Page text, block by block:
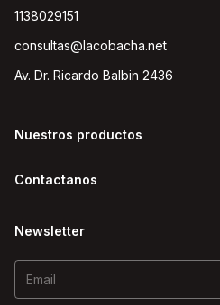
1138029151
consultas@lacobacha.net
Av. Dr. Ricardo Balbin 2436
Nuestros productos
Contactanos
Newsletter